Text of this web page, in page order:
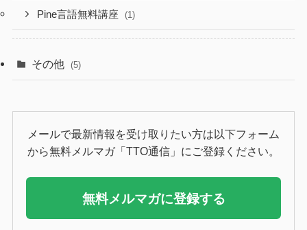
Pine言語無料講座 (1)
その他 (5)
メールで最新情報を受け取りたい方は以下フォーム
から無料メルマガ「TTO通信」にご登録ください。
無料メルマガに登録する